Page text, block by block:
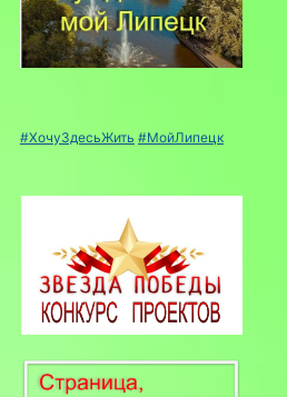
#ХочуЗдесьЖить #МойЛипецк